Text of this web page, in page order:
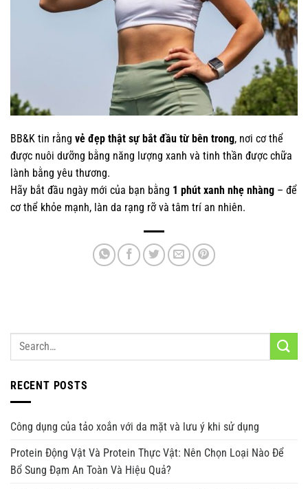
BB&K tin rằng vẻ đẹp thật sự bắt đầu từ bên trong, nơi cơ thể
được nuôi dưỡng bằng năng lượng xanh và tinh thần được chữa
lành bằng yêu thương.
Hãy bắt đầu ngày mới của bạn bằng 1 phút xanh nhẹ nhàng – để
cơ thể khỏe mạnh, làn da rạng rỡ và tâm trí an nhiên.
RECENT POSTS
Công dụng của tảo xoắn với da mặt và lưu ý khi sử dụng
Protein Động Vật Và Protein Thực Vật: Nên Chọn Loại Nào Để
Bổ Sung Đạm An Toàn Và Hiệu Quả?